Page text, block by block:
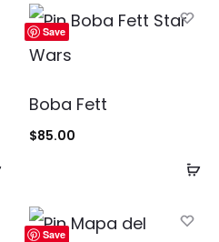
Añadir
carrito
Save
Boba Fett
$85.00
Save